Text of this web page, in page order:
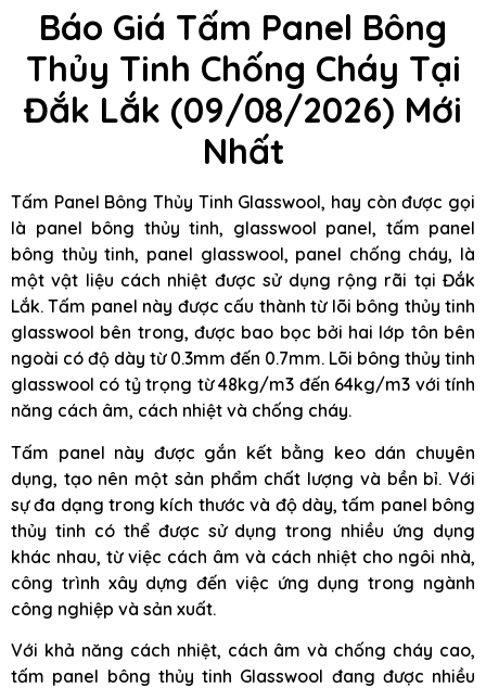
Báo Giá Tấm Panel Bông
Thủy Tinh Chống Cháy Tại
Đắk Lắk (09/08/2026) Mới
Nhất
Tấm Panel Bông Thủy Tinh Glasswool, hay còn được gọi
là panel bông thủy tinh, glasswool panel, tấm panel
bông thủy tinh, panel glasswool, panel chống cháy, là
một vật liệu cách nhiệt được sử dụng rộng rãi tại Đắk
Lắk. Tấm panel này được cấu thành từ lõi bông thủy tinh
glasswool bên trong, được bao bọc bởi hai lớp tôn bên
ngoài có độ dày từ 0.3mm đến 0.7mm. Lõi bông thủy tinh
glasswool có tỷ trọng từ 48kg/m3 đến 64kg/m3 với tính
năng cách âm, cách nhiệt và chống cháy.
Tấm panel này được gắn kết bằng keo dán chuyên
dụng, tạo nên một sản phẩm chất lượng và bền bỉ. Với
sự đa dạng trong kích thước và độ dày, tấm panel bông
thủy tinh có thể được sử dụng trong nhiều ứng dụng
khác nhau, từ việc cách âm và cách nhiệt cho ngôi nhà,
công trình xây dựng đến việc ứng dụng trong ngành
công nghiệp và sản xuất.
Với khả năng cách nhiệt, cách âm và chống cháy cao,
tấm panel bông thủy tinh Glasswool đang được nhiều